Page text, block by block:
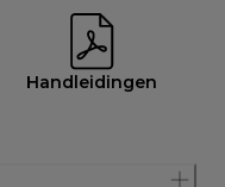
Handleidingen